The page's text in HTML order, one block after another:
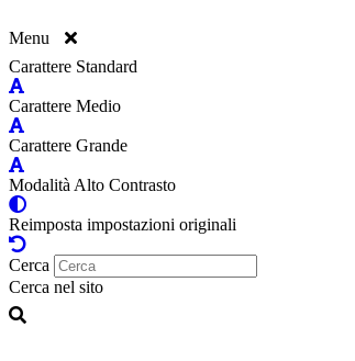
Menu
Carattere Standard
Carattere Medio
Carattere Grande
Modalità Alto Contrasto
Reimposta impostazioni originali
Cerca
Cerca nel sito